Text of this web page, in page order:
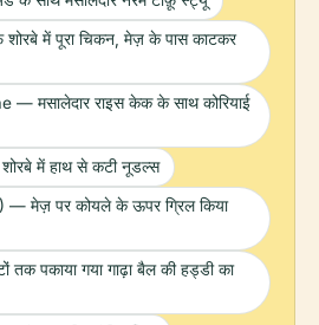
में पूरा चिकन, मेज़ के पास काटकर
मसालेदार राइस केक के साथ कोरियाई
में हाथ से कटी नूडल्स
— मेज़ पर कोयले के ऊपर ग्रिल किया
पकाया गया गाढ़ा बैल की हड्डी का